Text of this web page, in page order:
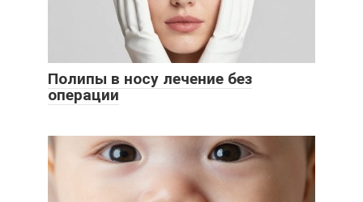
Полипы в носу лечение без
операции